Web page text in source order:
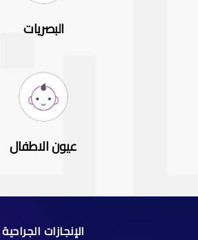
البصريات
عيون الاطفال
الإنجازات الجراحية